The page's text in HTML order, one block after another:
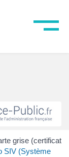
grise (certificat
SIV (Système